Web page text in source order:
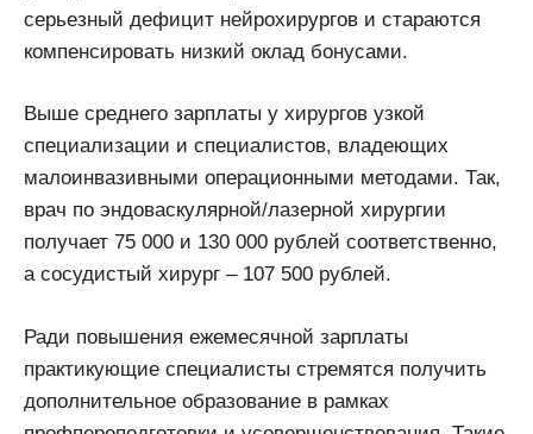
серьезный дефицит нейрохирургов и стараются
компенсировать низкий оклад бонусами.
Выше среднего зарплаты у хирургов узкой
специализации и специалистов, владеющих
малоинвазивными операционными методами. Так,
врач по эндоваскулярной/лазерной хирургии
получает 75 000 и 130 000 рублей соответственно,
а сосудистый хирург – 107 500 рублей.
Ради повышения ежемесячной зарплаты
практикующие специалисты стремятся получить
дополнительное образование в рамках